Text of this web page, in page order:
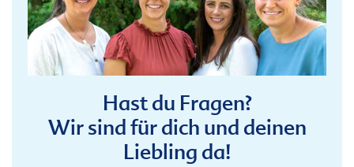
Hast du Fragen?
Wir sind für dich und deinen
Liebling da!